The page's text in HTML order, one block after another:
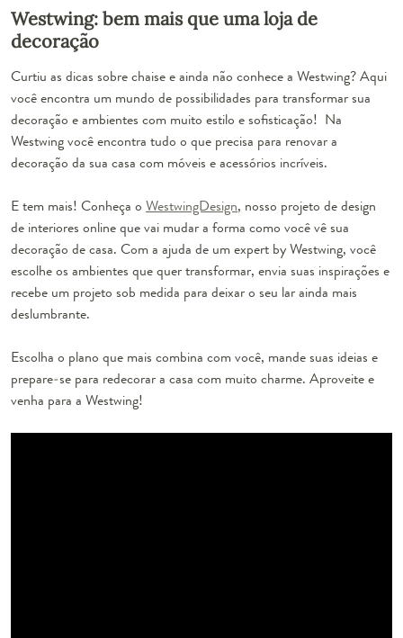
Westwing: bem mais que uma loja de
decoração
Curtiu as dicas sobre chaise e ainda não conhece a Westwing? Aqui
você encontra um mundo de possibilidades para transformar sua
decoração e ambientes com muito estilo e sofisticação! Na
Westwing você encontra tudo o que precisa para renovar a
decoração da sua casa com móveis e acessórios incríveis.
E tem mais! Conheça o WestwingDesign, nosso projeto de design
de interiores online que vai mudar a forma como você vê sua
decoração de casa. Com a ajuda de um expert by Westwing, você
escolhe os ambientes que quer transformar, envia suas inspirações e
recebe um projeto sob medida para deixar o seu lar ainda mais
deslumbrante.
Escolha o plano que mais combina com você, mande suas ideias e
prepare-se para redecorar a casa com muito charme. Aproveite e
venha para a Westwing!